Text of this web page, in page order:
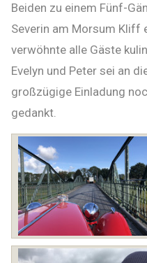
Beiden zu einem Fünf-
Severin am Morsum Kliff
verwöhnte alle Gäste
Evelyn und Peter sei an
großzügige Einladung
gedankt.